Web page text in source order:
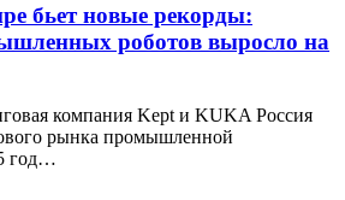
бьет новые рекорды:
роботов выросло на
компания Kept и KUKA Россия
рынка промышленной
год…